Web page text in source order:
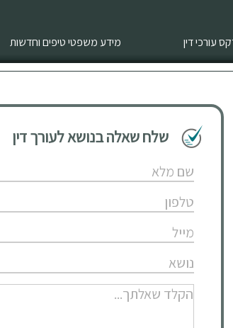
עורכי דין מידע משפטי טיפים וחדשות
שלח שאלה בנושא לעורך דין